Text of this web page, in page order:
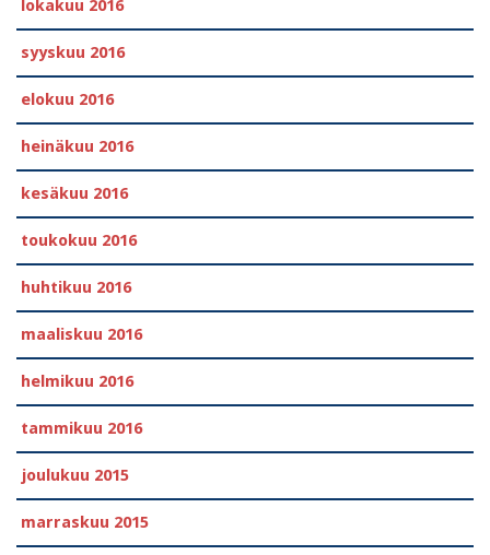
lokakuu 2016
syyskuu 2016
elokuu 2016
heinäkuu 2016
kesäkuu 2016
toukokuu 2016
huhtikuu 2016
maaliskuu 2016
helmikuu 2016
tammikuu 2016
joulukuu 2015
marraskuu 2015